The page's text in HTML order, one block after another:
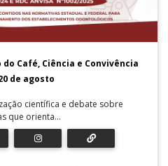
do Café, Ciência e Convivência
de agosto
científica e debate sobre
que orienta...